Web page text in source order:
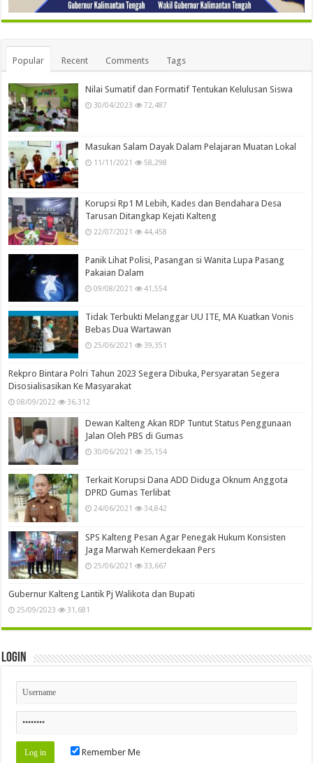
Popular Recent Comments Tags
Nilai Sumatif dan Formatif Tentukan Kelulusan Siswa
30/04/2023 72,487
Masukan Salam Dayak Dalam Pelajaran Muatan Lokal
11/11/2021 58,298
Korupsi Rp1 M Lebih, Kades dan Bendahara Desa
Tarusan Ditangkap Kejati Kalteng
22/07/2021 44,458
Panik Lihat Polisi, Pasangan si Wanita Lupa Pasang
Pakaian Dalam
09/08/2021 41,554
Tidak Terbukti Melanggar UU ITE, MA Kuatkan Vonis
Bebas Dua Wartawan
25/06/2021 39,351
Rekpro Bintara Polri Tahun 2023 Segera Dibuka, Persyaratan Segera
Disosialisasikan Ke Masyarakat
08/09/2022 36,312
Dewan Kalteng Akan RDP Tuntut Status Penggunaan
Jalan Oleh PBS di Gumas
30/06/2021 35,154
Terkait Korupsi Dana ADD Diduga Oknum Anggota
DPRD Gumas Terlibat
24/06/2021 34,842
SPS Kalteng Pesan Agar Penegak Hukum Konsisten
Jaga Marwah Kemerdekaan Pers
25/06/2021 33,667
Gubernur Kalteng Lantik Pj Walikota dan Bupati
25/09/2023 31,681
Login
Remember Me